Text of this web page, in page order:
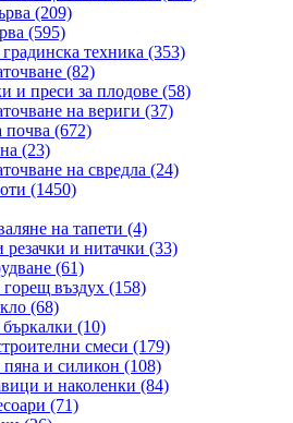
(209)
(595)
техника (353)
(82)
и преси за плодове (58)
на вериги (37)
почва (672)
(23)
на свредла (24)
(1450)
на тапети (4)
и нитачки (33)
(61)
въздух (158)
(68)
(10)
смеси (179)
пяна и силикон (108)
и наколенки (84)
(71)